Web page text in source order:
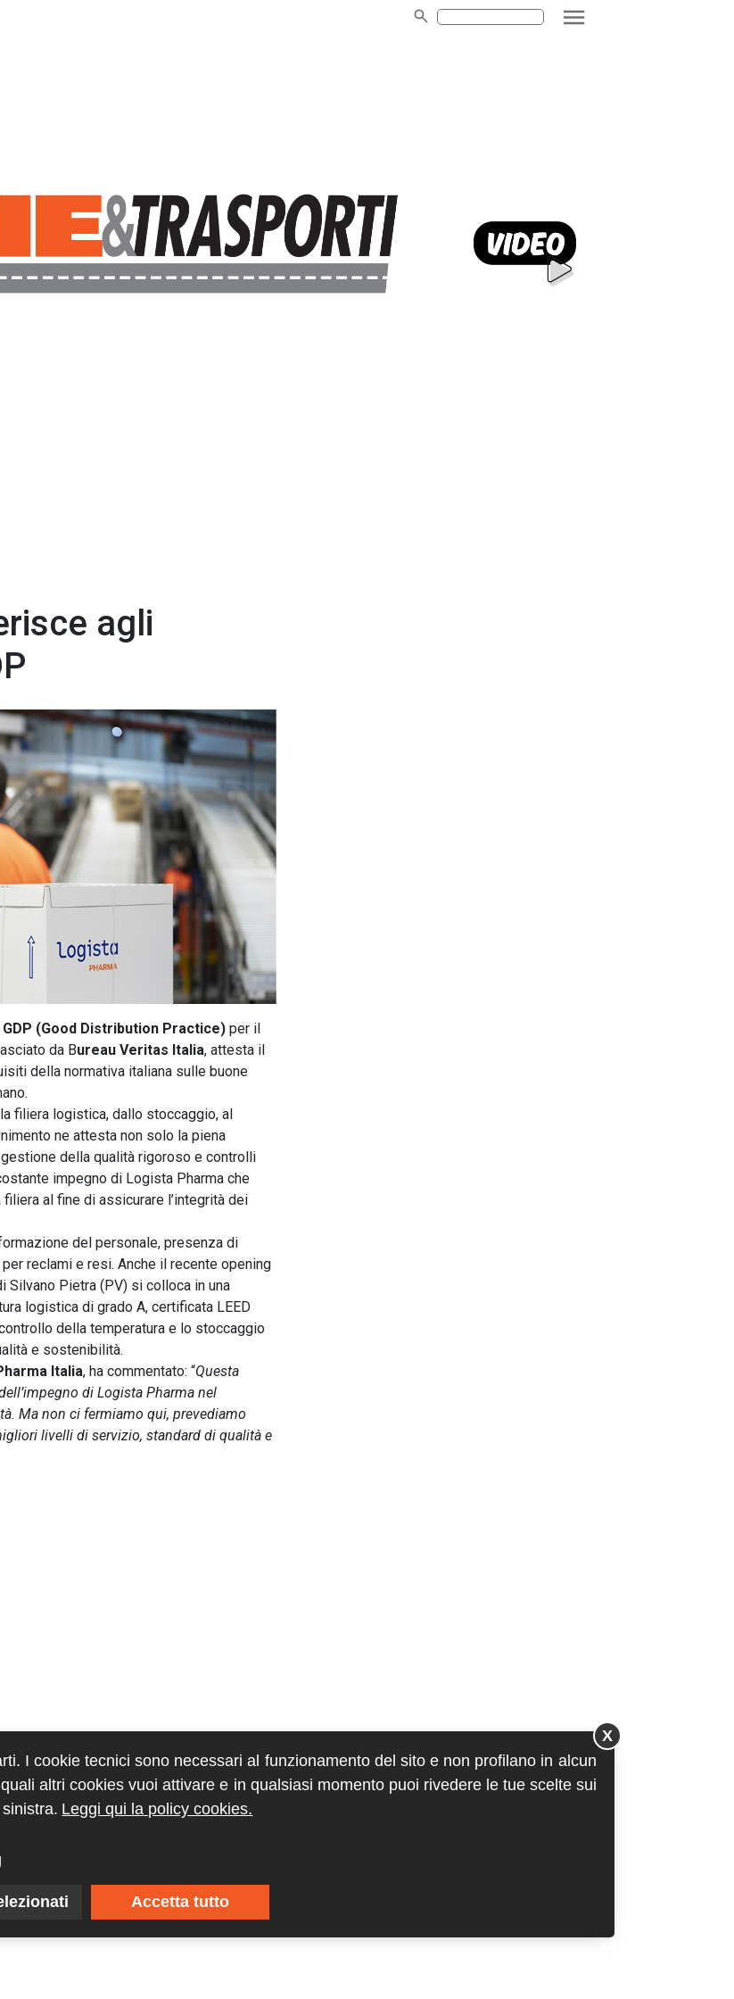
agli
(Good Distribution Practice) per il
da Bureau Veritas Italia, attesta il
della normativa italiana sulle buone
filiera logistica, dallo stoccaggio, al
ne attesta non solo la piena
della qualità rigoroso e controlli
impegno di Logista Pharma che
al fine di assicurare l’integrità dei
del personale, presenza di
reclami e resi. Anche il recente opening
Silvano Pietra (PV) si colloca in una
logistica di grado A, certificata LEED
della temperatura e lo stoccaggio
e sostenibilità.
Italia, ha commentato: “Questa
di Logista Pharma nel
Ma non ci fermiamo qui, prevediamo
livelli di servizio, standard di qualità e
I cookie tecnici sono necessari al funzionamento del sito e non profilano in alcun
altri cookies vuoi attivare e in qualsiasi momento puoi rivedere le tue scelte sui
Leggi qui la policy cookies.
Accetta tutto
X